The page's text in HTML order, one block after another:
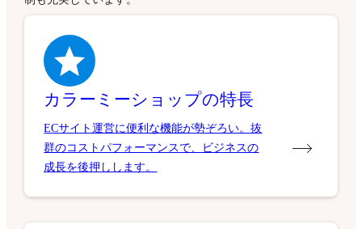
カラーミーショップの特長
ECサイト運営に便利な機能が勢ぞろい。抜
群のコストパフォーマンスで、ビジネスの
成長を後押しします。